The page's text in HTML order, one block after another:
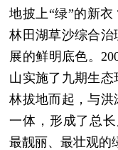
地披上“绿”的新
林田湖草沙综合
展的鲜明底色。
山实施了九期生
林拔地而起，与
一体，形成了总
最靓丽、最壮观的